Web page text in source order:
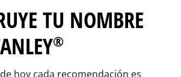
TU NOMBRE
®
hoy cada recomendación es